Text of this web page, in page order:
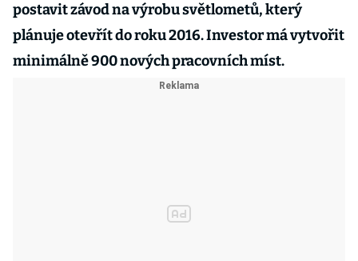
postavit závod na výrobu světlometů, který
plánuje otevřít do roku 2016. Investor má vytvořit
minimálně 900 nových pracovních míst.